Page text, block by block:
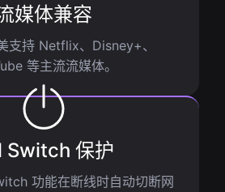
媒体兼容
支持 Netflix、Disney+、
等主流流媒体。
Switch 保护
功能在断线时自动切断网